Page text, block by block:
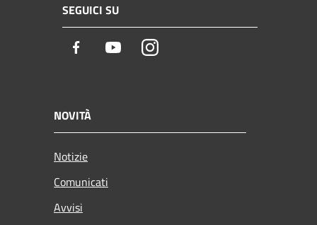
SEGUICI SU
Facebook YoutubeInstagram
NOVITÀ
Notizie
Comunicati
Avvisi